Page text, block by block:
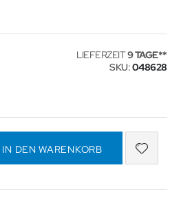
LIEFERZEIT9 TAGE
SKU 048628
IN DEN WARENKORB